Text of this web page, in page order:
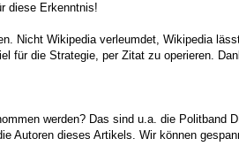
diese Erkenntnis!
Nicht Wikipedia verleumdet, Wikipedia
für die Strategie, per Zitat zu operieren.
werden? Das sind u.a. die
Autoren dieses Artikels. Wir können